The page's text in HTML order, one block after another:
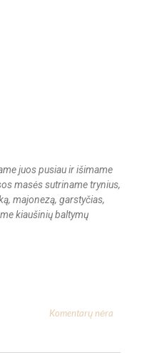
juos pusiau ir išimame
masės sutriname trynius,
majonezą, garstyčias,
kiaušinių baltymų
Komentarų nėra